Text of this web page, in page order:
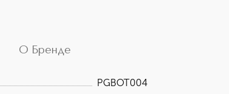
и парабенов, не
О Бренде
PGBOT004